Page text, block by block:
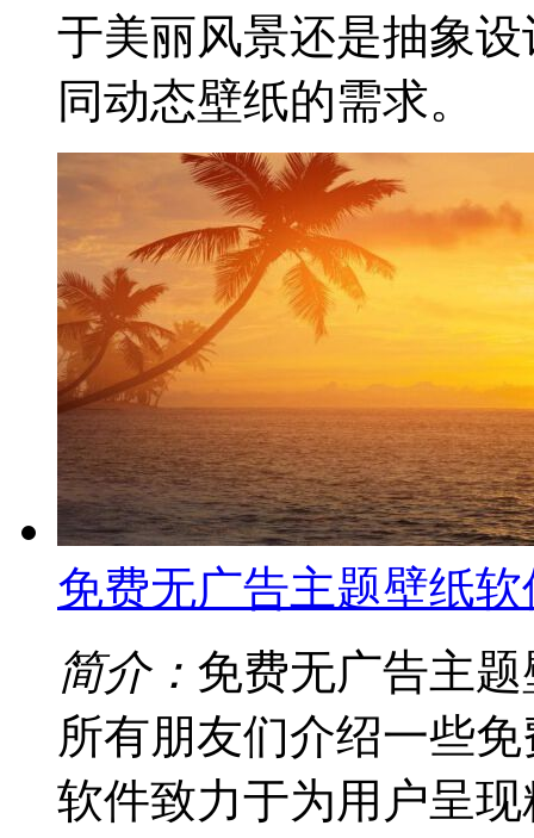
于美丽风景还是抽象
同动态壁纸的需求。
免费无广告主题壁纸软
简介： 免费无广告主
所有朋友们介绍一些
软件致力于为用户呈